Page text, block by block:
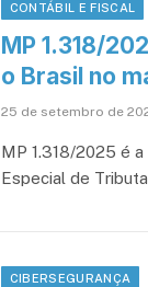
CONTÁBIL E FISCAL
MP 1.318/
o Brasil no
25 de setembro de
MP 1.318/2025 é
Especial de
CIBERSEGURANÇA